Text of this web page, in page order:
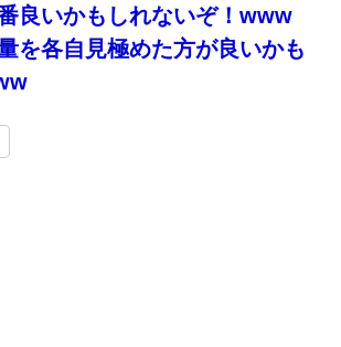
良いかもしれないぞ！www
を各自見極めた方が良いかも